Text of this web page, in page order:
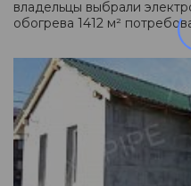
владельцы выбрали
обогрева 1412 м²